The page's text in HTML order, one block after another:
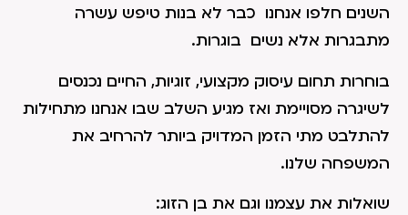
השנים חלפו אנחנו כבר לא בנות טיפש עשרה
מתבגרות אלא נשים בוגרות.
בוחרות תחום עיסוק מקצועי, זוגיות, החיים נכנסים
לשיגרה מסויימת ואז מגיע השלב שבו אנחנו מתחילות
להתלבט מתי הזמן המדויק ביותר להרחיב את
המשפחה שלנו.
שואלות את עצמנו וגם את בן הזוג: